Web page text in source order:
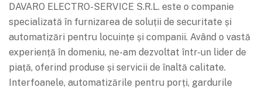
DAVARO ELECTRO-SERVICE S.R.L. este o companie
specializată în furnizarea de soluții de securitate și
automatizări pentru locuințe și companii. Având o vastă
experiență în domeniu, ne-am dezvoltat într-un lider de
piață, oferind produse și servicii de înaltă calitate.
Interfoanele, automatizările pentru porți, gardurile